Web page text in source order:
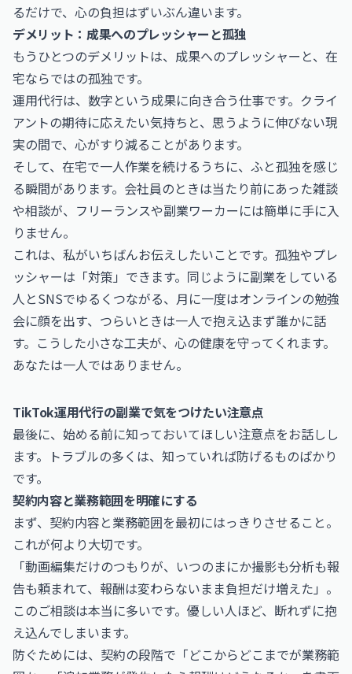
るだけで、心の負担はずいぶん違います。
デメリット：成果へのプレッシャーと孤独
もうひとつのデメリットは、成果へのプレッシャーと、在
宅ならではの孤独です。
運用代行は、数字という成果に向き合う仕事です。クライ
アントの期待に応えたい気持ちと、思うように伸びない現
実の間で、心がすり減ることがあります。
そして、在宅で一人作業を続けるうちに、ふと孤独を感じ
る瞬間があります。会社員のときは当たり前にあった雑談
や相談が、フリーランスや副業ワーカーには簡単に手に入
りません。
これは、私がいちばんお伝えしたいことです。孤独やプレ
ッシャーは「対策」できます。同じように副業をしている
人とSNSでゆるくつながる、月に一度はオンラインの勉強
会に顔を出す、つらいときは一人で抱え込まず誰かに話
す。こうした小さな工夫が、心の健康を守ってくれます。
あなたは一人ではありません。
TikTok運用代行の副業で気をつけたい注意点
最後に、始める前に知っておいてほしい注意点をお話しし
ます。トラブルの多くは、知っていれば防げるものばかり
です。
契約内容と業務範囲を明確にする
まず、契約内容と業務範囲を最初にはっきりさせること。
これが何より大切です。
「動画編集だけのつもりが、いつのまにか撮影も分析も報
告も頼まれて、報酬は変わらないまま負担だけ増えた」。
このご相談は本当に多いです。優しい人ほど、断れずに抱
え込んでしまいます。
防ぐためには、契約の段階で「どこからどこまでが業務範